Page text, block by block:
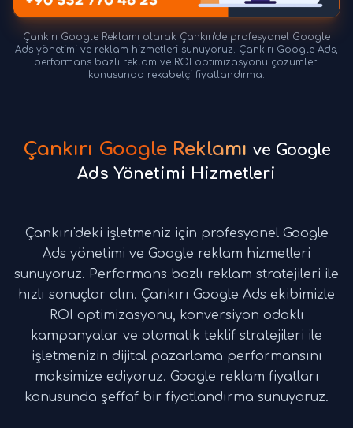
Çankırı Google Reklamı olarak Çankırı'de profesyonel Google
Ads yönetimi ve reklam hizmetleri sunuyoruz. Çankırı Google Ads,
performans bazlı reklam ve ROI optimizasyonu çözümleri
konusunda rekabetçi fiyatlandırma.
Çankırı Google Reklamı ve Google
Ads Yönetimi Hizmetleri
Çankırı'deki işletmeniz için profesyonel Google
Ads yönetimi ve Google reklam hizmetleri
sunuyoruz. Performans bazlı reklam stratejileri ile
hızlı sonuçlar alın. Çankırı Google Ads ekibimizle
ROI optimizasyonu, konversiyon odaklı
kampanyalar ve otomatik teklif stratejileri ile
işletmenizin dijital pazarlama performansını
maksimize ediyoruz. Google reklam fiyatları
konusunda şeffaf bir fiyatlandırma sunuyoruz.